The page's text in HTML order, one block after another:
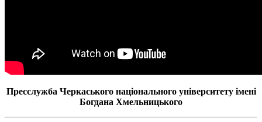
Пресслужба Черкаського національного університету імені
Богдана Хмельницького